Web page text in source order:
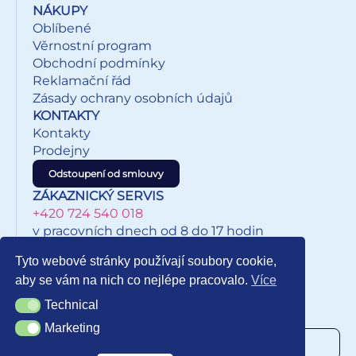
NÁKUPY
Oblíbené
Věrnostní program
Obchodní podmínky
Reklamační řád
Zásady ochrany osobních údajů
KONTAKTY
Kontakty
Prodejny
Odstoupení od smlouvy
ZÁKAZNICKÝ SERVIS
+420 724 540 018
v pracovních dnech od 8 do 17 hodin
NEWSLETTER
Tyto webové stránky používají soubory cookie,
aby se vám na nich co nejlépe pracovalo.Více
TechnicalTechnical
MarketingMarketing